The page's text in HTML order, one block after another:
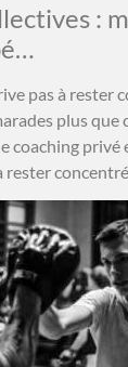
:
pas à rester
plus que
coaching privé
rester